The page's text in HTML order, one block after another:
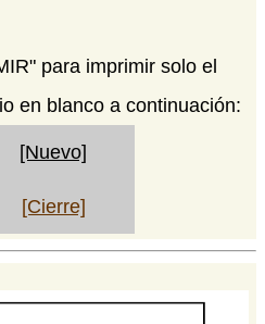
para imprimir solo el
en blanco a continuación:
[Nuevo]
[Cierre]